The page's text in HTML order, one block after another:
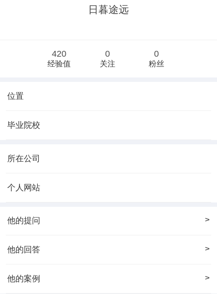
日暮途远
420
经验值
0
关注
0
粉丝
位置
毕业院校
所在公司
个人网站
他的提问 >
他的回答 >
他的案例 >